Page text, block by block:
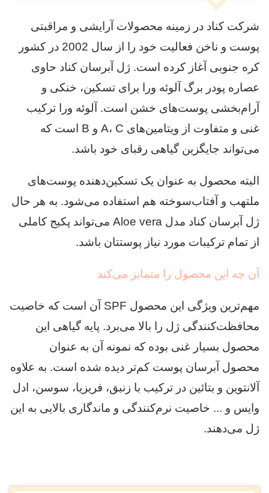
شرکت کناد در زمینه محصولات آرایشی و مراقبتی
پوست و ناخن فعالیت خود را از سال 2002 در کشور
کره جنوبی آغاز کرده است. ژل آبرسان کناد حاوی
عصاره پودر برگ آلوئه ورا برای تسکین، خنکی و
آرام‌بخشی پوست‌های خشن است. آلوئه ورا ترکیب
غنی و متفاوت از ویتامین‌های A، C و B است که
می‌تواند جایگزین گیاهی رقبای خود باشد.
البته محصول به عنوان یک تسکین‌دهنده پوست‌های
ملتهب و آفتاب‌سوخته هم استفاده می‌شود. به هر حال
ژل آبرسان کناد مدل Aloe vera می‌تواند پکیج کاملی
از تمام ترکیبات مورد نیاز پوستتان باشد.
آن چه این محصول را متمایز می‌کند
مهم‌ترین ویژگی این محصول SPF آن است که خاصیت
محافظت‌کنندگی ژل را بالا می‌برد. پایه گیاهی این
محصول بسیار غنی بوده که نمونه آن به عنوان
محصول آبرسان پوست کم‌تر دیده شده است. به علاوه
آلانتوین و بتائین در ترکیب با زنبق، فریزیا، سوسن، ادل
وایس و ... خاصیت نرم‌کنندگی و ماندگاری بالایی به این
ژل می‌دهند.